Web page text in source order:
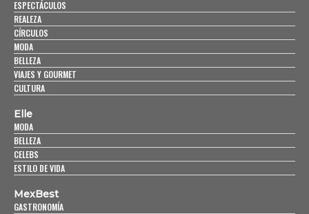
ESPECTÁCULOS
REALEZA
CÍRCULOS
MODA
BELLEZA
VIAJES Y GOURMET
CULTURA
Elle
MODA
BELLEZA
CELEBS
ESTILO DE VIDA
MexBest
GASTRONOMÍA